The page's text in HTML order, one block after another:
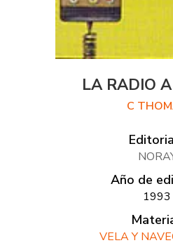
LA RADIO
C
Año de
1993
VELA Y